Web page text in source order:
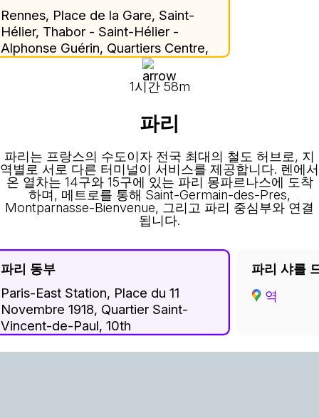
Rennes, Place de la Gare, Saint-
Hélier, Thabor - Saint-Hélier -
Alphonse Guérin, Quartiers Centre,
Rennes, Ille-et-Vilaine, Brittany,
Metropolitan France, 35000,
1시간 58m
파리
파리는 프랑스의 수도이자 전국 최대의 철도 허브로, 지
역별로 서로 다른 터미널이 서비스를 제공합니다. 렌에서
온 열차는 14구와 15구에 있는 파리 몽파르나스에 도착
하며, 메트로를 통해 Saint-Germain-des-Pres,
Montparnasse-Bienvenue, 그리고 파리 중심부와 연결
됩니다.
파리 동부
Paris-East Station, Place du 11
Novembre 1918, Quartier Saint-
Vincent-de-Paul, 10th
파리 샤를
역